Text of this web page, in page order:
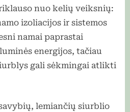
nuo kelių veiksnių:
izoliacijos ir sistemos
namai paprastai
energijos, tačiau
gali sėkmingai atlikti
lemiančių siurblio